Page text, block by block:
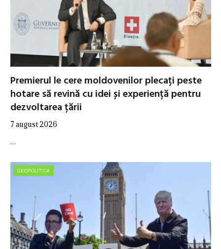
Premierul le cere moldovenilor plecați peste
hotare să revină cu idei și experiență pentru
dezvoltarea țării
7 august 2026
…
GEOPOLITICA